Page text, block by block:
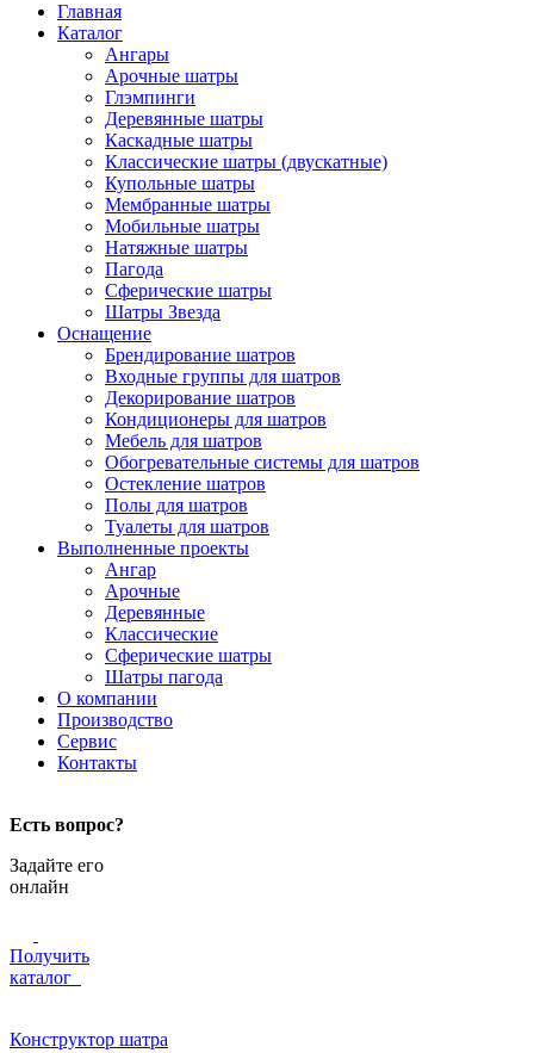
Главная
Каталог
Ангары
Арочные шатры
Глэмпинги
Деревянные шатры
Каскадные шатры
Классические шатры (двускатные)
Купольные шатры
Мембранные шатры
Мобильные шатры
Натяжные шатры
Пагода
Сферические шатры
Шатры Звезда
Оснащение
Брендирование шатров
Входные группы для шатров
Декорирование шатров
Кондиционеры для шатров
Мебель для шатров
Обогревательные системы для шатров
Остекление шатров
Полы для шатров
Туалеты для шатров
Выполненные проекты
Ангар
Арочные
Деревянные
Классические
Сферические шатры
Шатры пагода
О компании
Производство
Сервис
Контакты
Есть вопрос?
Задайте его
онлайн
Получить
каталог
Конструктор шатра